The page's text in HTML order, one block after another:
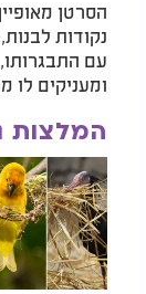
הסרטן
נקודות
עם
ומעניקים לו
המלצות